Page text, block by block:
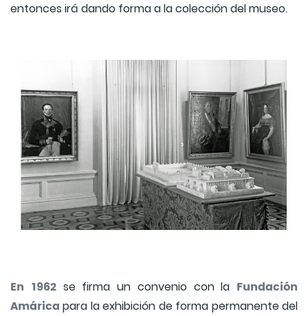
entonces irá dando forma a la colección del museo.
En 1962se firma un convenio con la Fundación
Amárica para la exhibición de forma permanente del